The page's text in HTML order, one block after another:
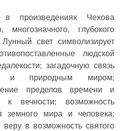
произведениях Чехова
глубокого
свет символизирует
людской
загадочную связь
и природным миром;
пределов времени и
к вечности; возможность
земного мира и человека;
в возможность святого